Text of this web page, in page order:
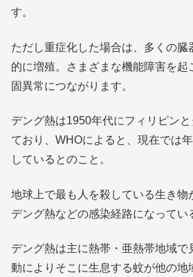
す。
ただし重症化した場合は、多くの臓
的に増殖。さまざまな機能障害を起
固異常につながります。
デング熱は1950年代にフィリピン
ており、WHOによると、現在では
しているとのこと。
地球上で最も人を殺している生き物
デング熱などの感染経路になってい
デング熱は主に熱帯・亜熱帯地域で
動によりそこに生息する蚊が他の地